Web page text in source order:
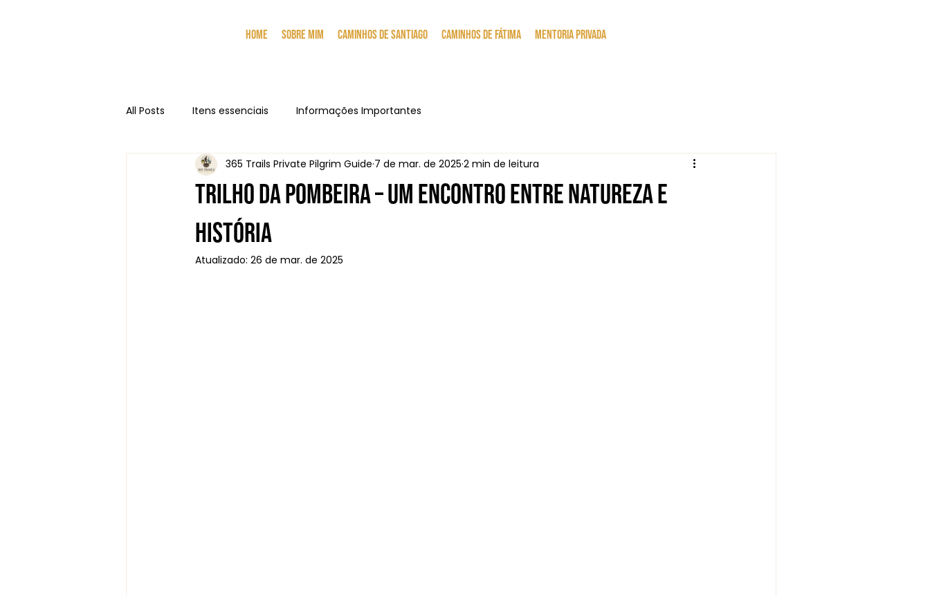
Home Sobre mim Caminhos de Santiago Caminhos de Fátima Mentoria Privada
All Posts Itens essenciais Informações Importantes
Trilho da Pombeira – Um Encontro Entre Natureza e
História
365 Trails Private Pilgrim Guide 7 de mar. de 2025 2 min de leitura
Atualizado: 26 de mar. de 2025